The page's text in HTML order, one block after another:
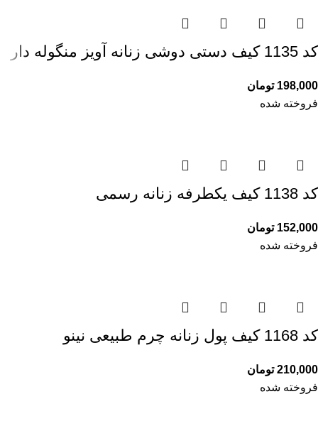
کد 1135 کیف دستی دوشی زنانه آویز منگوله دار
198,000 تومان
فروخته شده
کد 1138 کیف یکطرفه زنانه رسمی
152,000 تومان
فروخته شده
کد 1168 کیف پول زنانه چرم طبیعی نینو
210,000 تومان
فروخته شده